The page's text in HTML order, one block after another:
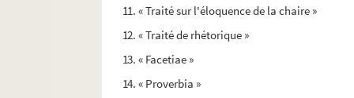
11. « Traité sur l'éloquence de la chaire »
12. « Traité de rhétorique »
13. « Facetiae »
14. « Proverbia »